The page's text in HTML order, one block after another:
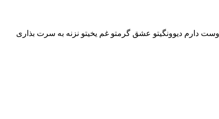
دوست دارم دیوونگیتو عشق گرمتو غم یخیتو نزنه به سرت بذاری